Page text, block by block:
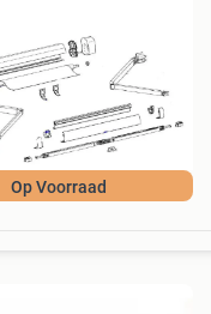
Op Voorraad